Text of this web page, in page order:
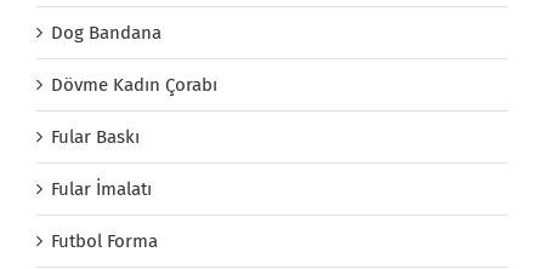
Dog Bandana
Dövme Kadın Çorabı
Fular Baskı
Fular İmalatı
Futbol Forma